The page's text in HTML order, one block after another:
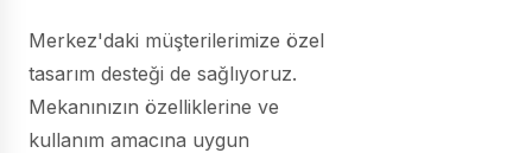
Merkez'daki müşterilerimize özel
tasarım desteği de sağlıyoruz.
Mekanınızın özelliklerine ve
kullanım amacına uygun